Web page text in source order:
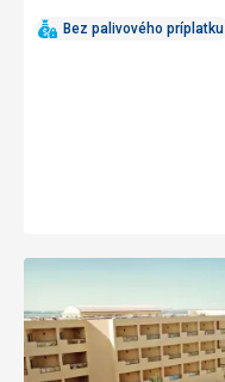
Bez palivového príplatku